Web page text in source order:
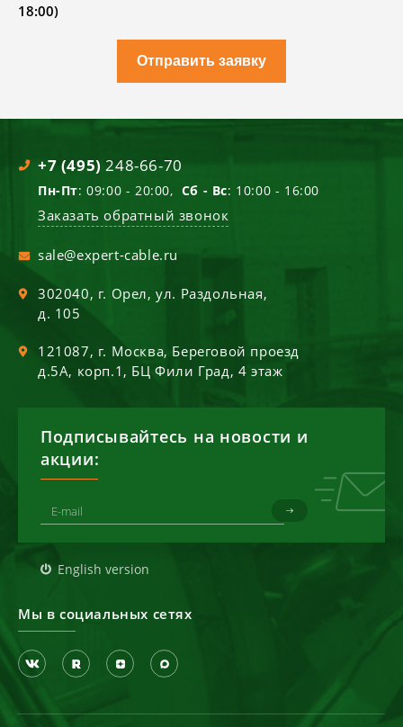
18:00)
Отправить заявку
+7 (495) 248-66-70
Пн-Пт: 09:00 - 20:00, Сб - Вс: 10:00 - 16:00
Заказать обратный звонок
sale@expert-cable.ru
302040, г. Орел,ул. Раздольная,
д. 105
121087, г. Москва, Береговой проезд
д.5А, корп.1, БЦ Фили Град, 4 этаж
Подписывайтесь на новости и
акции:
English version
Мы в социальных сетях